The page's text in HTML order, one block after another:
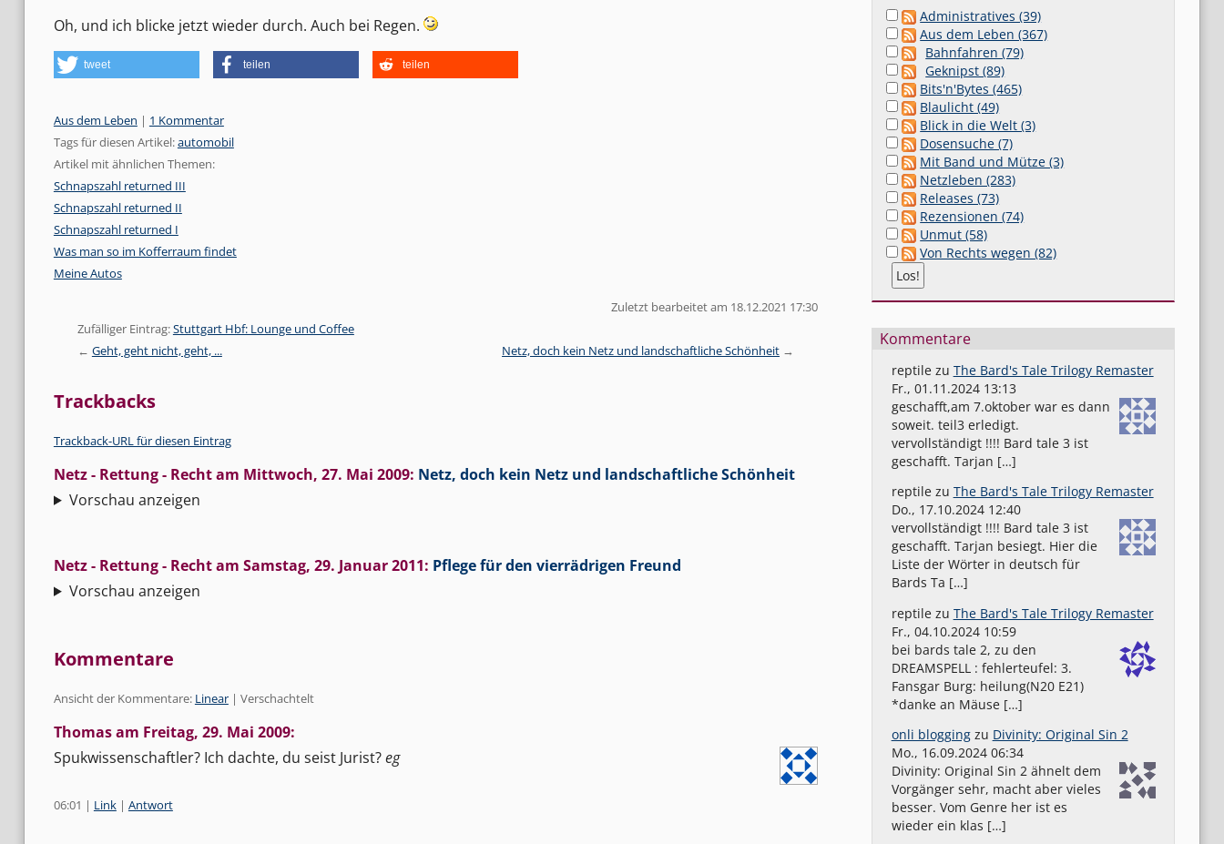
Oh, und ich blicke jetzt wieder durch. Auch bei Regen.
tweet teilen teilen
Kategorien:
Aus dem Leben | 1 Kommentar
Tags für diesen Artikel:automobil
Artikel mit ähnlichen Themen:
Schnapszahl returned III
Schnapszahl returned II
Schnapszahl returned I
Was man so im Kofferraum findet
Meine Autos
Zuletzt bearbeitet am 18.12.2021 17:30
Zufälliger Eintrag:Stuttgart Hbf: Lounge und Coffee
Geht, geht nicht, geht, ...
Netz, doch kein Netz und landschaftliche Schönheit
Trackbacks
Trackback-URL für diesen Eintrag
Netz - Rettung - Rechtam Mittwoch, 27. Mai 2009: Netz, doch kein Netz und landschaftliche Schönheit
Vorschau anzeigen
Netz - Rettung - Rechtam Samstag, 29. Januar 2011: Pflege für den vierrädrigen Freund
Vorschau anzeigen
Kommentare
Ansicht der Kommentare: Linear| Verschachtelt
Thomas am Freitag, 29. Mai 2009:
Spukwissenschaftler? Ich dachte, du seist Jurist?eg
06:01 | Link| Antwort
Administratives (39)
Aus dem Leben (367)
Bahnfahren (79)
Geknipst (89)
Bits'n'Bytes (465)
Blaulicht (49)
Blick in die Welt (3)
Dosensuche (7)
Mit Band und Mütze (3)
Netzleben (283)
Releases (73)
Rezensionen (74)
Unmut (58)
Von Rechts wegen (82)
Kommentare
reptilezu The Bard's Tale Trilogy Remaster
Fr., 01.11.2024 13:13
geschafft,am 7.oktober war es dann
soweit. teil3 erledigt.
vervollständigt !!!! Bard tale 3 ist
geschafft. Tarjan […]
reptilezu The Bard's Tale Trilogy Remaster
Do., 17.10.2024 12:40
vervollständigt !!!! Bard tale 3 ist
geschafft. Tarjan besiegt. Hier die
Liste der Wörter in deutsch für
Bards Ta […]
reptilezu The Bard's Tale Trilogy Remaster
Fr., 04.10.2024 10:59
bei bards tale 2, zu den
DREAMSPELL : fehlerteufel: 3.
Fansgar Burg: heilung(N20 E21)
*danke an Mäuse […]
onli bloggingzu Divinity: Original Sin 2
Mo., 16.09.2024 06:34
Divinity: Original Sin 2 ähnelt dem
Vorgänger sehr, macht aber vieles
besser. Vom Genre her ist es
wieder ein klas […]